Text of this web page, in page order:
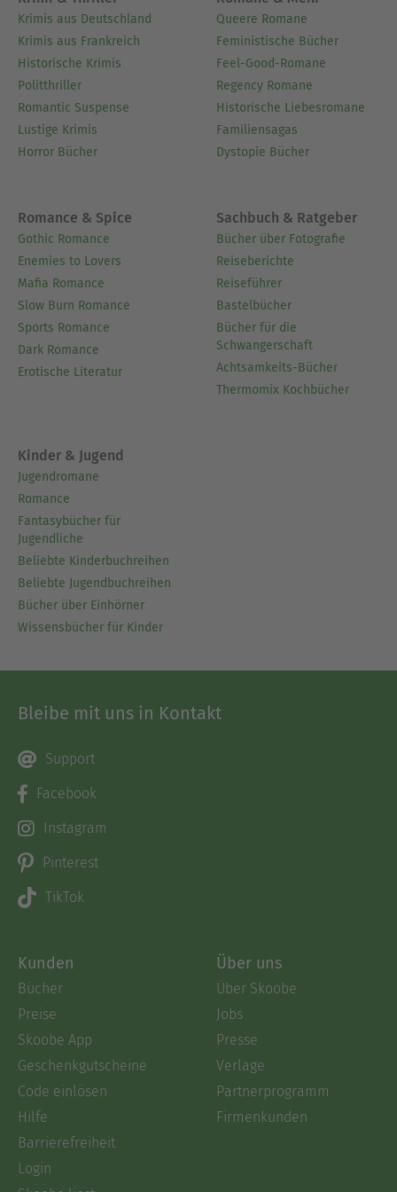
Dezember: Ein tödliches Geschenk – von Hans-
Jürgen Raben
Über Claudia Müller
Die Ökonomin Claudia Müller gründete und leitet
seit 2017 das Female Finance Forum, das Frauen
im Umgang mit Geld und nachhaltigen
internationale VWL und Public Policy im In- und
Ausland und arbeitete mehrere Jahre u.a. bei der
Deutschen Bundesbank. Dort war sie für das
Thema »Green Finance« verantwortlich.
Ausblenden
Krimis aus Deutschland
Krimis aus Frankreich
Historische Krimis
Politthriller
Romantic Suspense
Lustige Krimis
Horror Bücher
Queere Romane
Feministische Bücher
Feel-Good-Romane
Regency Romane
Historische Liebesromane
Familiensagas
Dystopie Bücher
Romance & Spice
Gothic Romance
Enemies to Lovers
Mafia Romance
Slow Burn Romance
Sports Romance
Dark Romance
Erotische Literatur
Sachbuch & Ratgeber
Bücher über Fotografie
Reiseberichte
Reiseführer
Bastelbücher
Bücher für die
Schwangerschaft
Achtsamkeits-Bücher
Thermomix Kochbücher
Kinder & Jugend
Jugendromane
Romance
Fantasybücher für
Jugendliche
Beliebte Kinderbuchreihen
Beliebte Jugendbuchreihen
Bücher über Einhörner
Wissensbücher für Kinder
Bleibe mit uns in Kontakt
Support
Facebook
Instagram
Pinterest
TikTok
Kunden
Bücher
Preise
Skoobe App
Geschenkgutscheine
Code einlösen
Hilfe
Barrierefreiheit
Login
Über uns
Über Skoobe
Jobs
Presse
Verlage
Partnerprogramm
Firmenkunden